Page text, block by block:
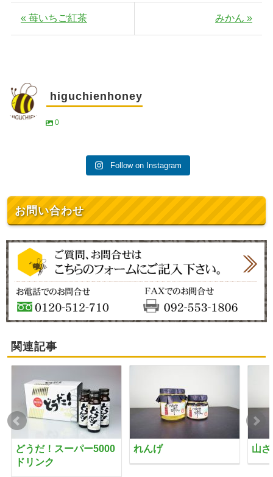
« 苺いちご紅茶 みかん »
higuchienhoney
0
Follow on Instagram
お問い合わせ
関連記事
どうだ！スーパー5000
ドリンク
れんげ 山